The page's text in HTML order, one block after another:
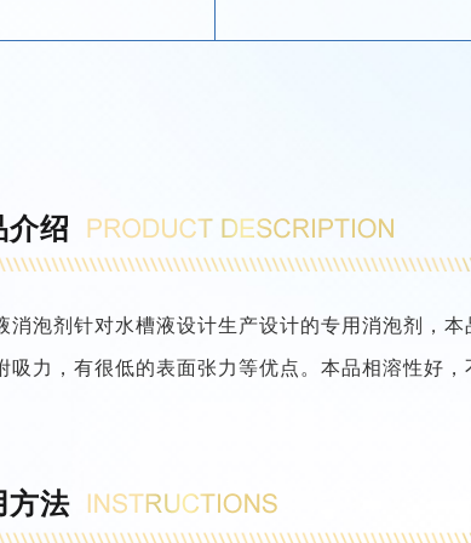
介绍
消泡剂针对水槽液设计生产设计的专用消泡剂，
吸力，有很低的表面张力等优点。本品相溶性好，
方法